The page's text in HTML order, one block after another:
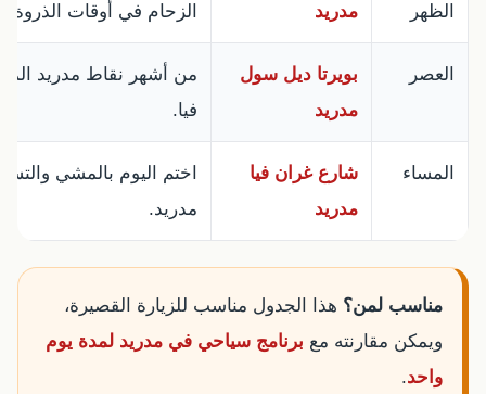
الظهر
مدريد
الزحام في أوقات الذروة.
العصر
بويرتا ديل سول
مدريد
من أشهر نقاط مدريد
فيا.
المساء
شارع غران فيا
مدريد
اختم اليوم بالمشي
مدريد.
مناسب لمن؟ هذا الجدول مناسب للزيارة القصيرة،
ويمكن مقارنته مع برنامج سياحي في مدريد لمدة يوم
واحد.